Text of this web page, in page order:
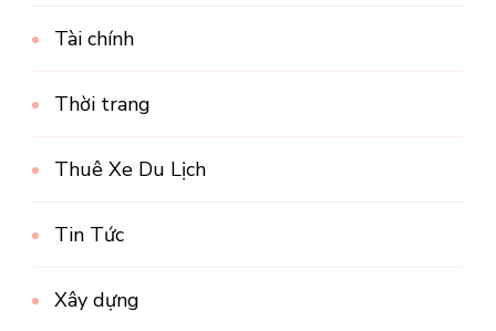
Tài chính
Thời trang
Thuê Xe Du Lịch
Tin Tức
Xây dựng